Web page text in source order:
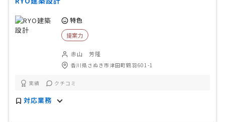
特色
提案力
赤山 芳隆
香川県さぬき市津田町鶴羽601-1
実績 クチコミ
対応業務